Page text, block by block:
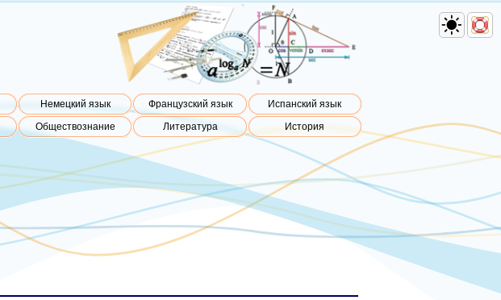
Немецкий язык Французский язык
Испанский язык
Обществознание Литература История